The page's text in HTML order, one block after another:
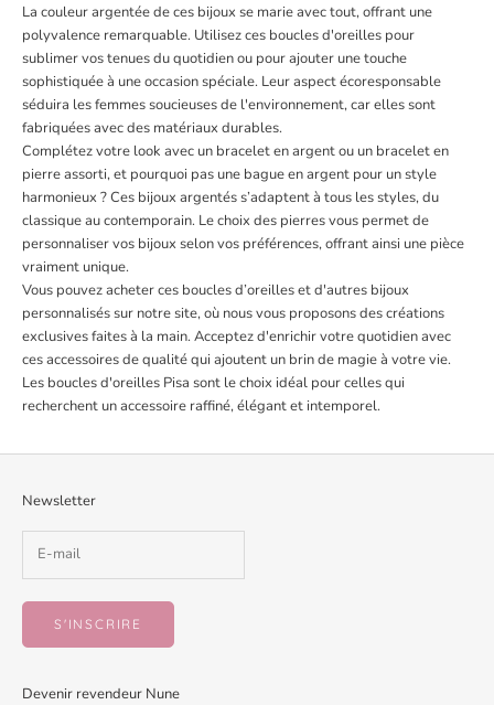
La couleur argentée de ces bijoux se marie avec tout, offrant une
polyvalence remarquable. Utilisez ces boucles d'oreilles pour
sublimer vos tenues du quotidien ou pour ajouter une touche
sophistiquée à une occasion spéciale. Leur aspect écoresponsable
séduira les femmes soucieuses de l'environnement, car elles sont
fabriquées avec des matériaux durables.
Complétez votre look avec un bracelet en argent ou un bracelet en
pierre assorti, et pourquoi pas une bague en argent pour un style
harmonieux ? Ces bijoux argentés s’adaptent à tous les styles, du
classique au contemporain. Le choix des pierres vous permet de
personnaliser vos bijoux selon vos préférences, offrant ainsi une pièce
vraiment unique.
Vous pouvez acheter ces boucles d’oreilles et d'autres bijoux
personnalisés sur notre site, où nous vous proposons des créations
exclusives faites à la main. Acceptez d'enrichir votre quotidien avec
ces accessoires de qualité qui ajoutent un brin de magie à votre vie.
Les boucles d'oreilles Pisa sont le choix idéal pour celles qui
recherchent un accessoire raffiné, élégant et intemporel.
Newsletter
S'INSCRIRE
Devenir revendeur Nune